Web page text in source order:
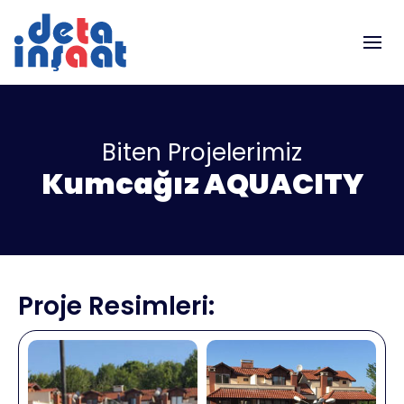
Biten Projelerimiz
Kumcağız AQUACITY
Proje Resimleri: